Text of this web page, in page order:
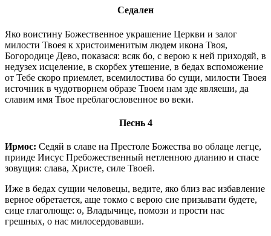
Седален
Яко воистину Божественное украшение Церкви и залог
милости Твоея к христоименитым людем икона Твоя,
Богородице Дево, показася: всяк бо, с верою к ней приходяй, в
недузех исцеление, в скорбех утешение, в бедах вспоможение
от Тебе скоро приемлет, всемилостива бо сущи, милости Твоея
источник в чудотворнем образе Твоем нам зде являеши, да
славим имя Твое преблагословенное во веки.
Песнь 4
Ирмос: Седяй в славе на Престоле Божества во облаце легце,
прииде Иисус Пребожественный нетленною дланию и спасе
зовущия: слава, Христе, силе Твоей.
Иже в бедах сущии человецы, ведите, яко близ вас избавление
верное обретается, аще токмо с верою сие призывати будете,
сице глаголюще: о, Владычице, помози и прости нас
грешных, о нас милосердовавши.